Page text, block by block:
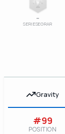
Gravity
#99
POSITION
–
SERIESEGRAR